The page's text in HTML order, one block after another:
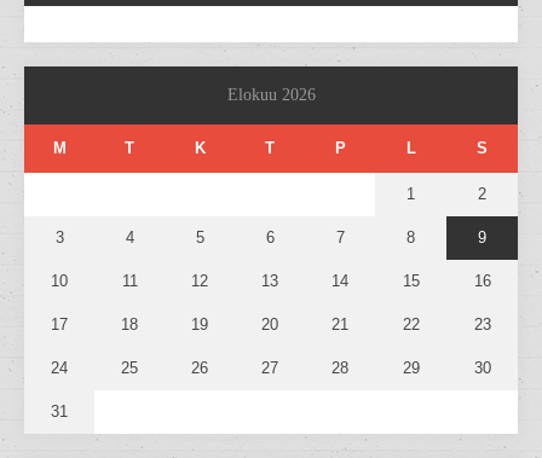
Elokuu 2026
M T K T P L S
1 2
3 4 5 6 7 8 9
10 11 12 13 14 15 16
17 18 19 20 21 22 23
24 25 26 27 28 29 30
31